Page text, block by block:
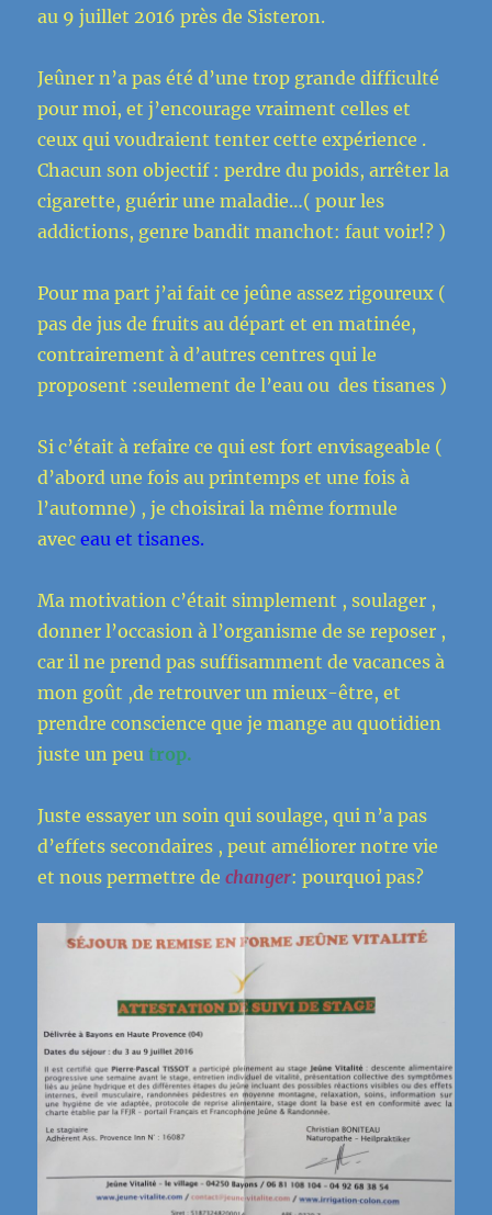
au 9 juillet 2016 près de Sisteron.
Jeûner n’a pas été d’une trop grande difficulté
pour moi, et j’encourage vraiment celles et
ceux qui voudraient tenter cette expérience .
Chacun son objectif : perdre du poids, arrêter la
cigarette, guérir une maladie…( pour les
addictions, genre bandit manchot: faut voir!? )
Pour ma part j’ai fait ce jeûne assez rigoureux (
pas de jus de fruits au départ et en matinée,
contrairement à d’autres centres qui le
proposent :seulement de l’eau ou des tisanes )
Si c’était à refaire ce qui est fort envisageable (
d’abord une fois au printemps et une fois à
l’automne) , je choisirai la même formule
aveceau et tisanes.
Ma motivation c’était simplement , soulager ,
donner l’occasion à l’organisme de se reposer ,
car il ne prend pas suffisamment de vacances à
mon goût ,de retrouver un mieux-être, et
prendre conscience que je mange au quotidien
juste un peutrop.
Juste essayer un soin qui soulage, qui n’a pas
d’effets secondaires , peut améliorer notre vie
et nous permettre dechanger: pourquoi pas?